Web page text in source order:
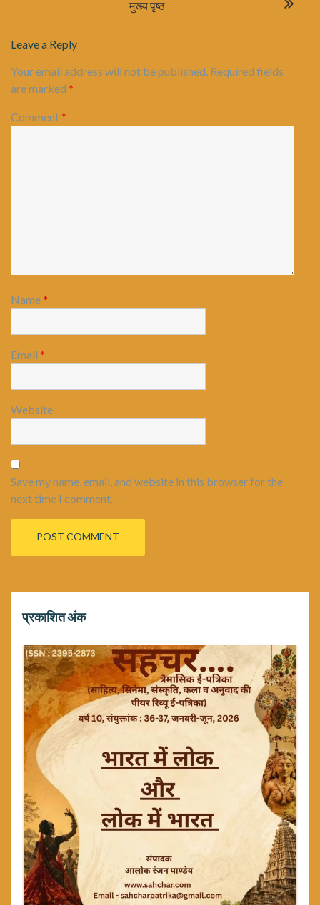
मुख्य पृष्ठ
Leave a Reply
Your email address will not be published. Required fields
are marked *
Comment*
Name*
Email *
Website
Save my name, email, and website in this browser for the
next time I comment.
प्रकाशित अंक